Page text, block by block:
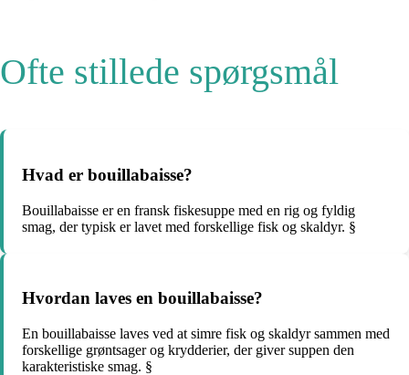
Ofte stillede spørgsmål
Hvad er bouillabaisse?
Bouillabaisse er en fransk fiskesuppe med en rig og fyldig
smag, der typisk er lavet med forskellige fisk og skaldyr. §
Hvordan laves en bouillabaisse?
En bouillabaisse laves ved at simre fisk og skaldyr sammen med
forskellige grøntsager og krydderier, der giver suppen den
karakteristiske smag. §